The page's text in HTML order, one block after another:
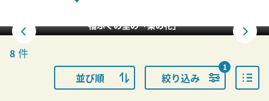
福ふくの里の「菜の花」
8 件
並び順 絞り込み
1